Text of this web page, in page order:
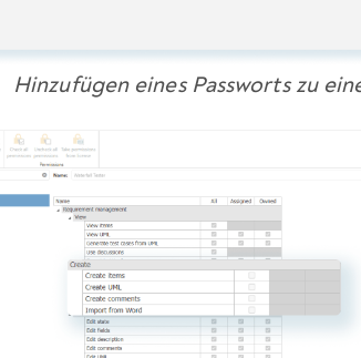
Hinzufügen eines Passworts zu